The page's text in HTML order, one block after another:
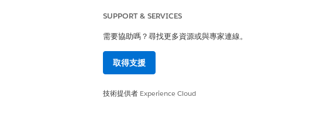
SUPPORT & SERVICES
需要協助嗎？尋找更多資源或與專家連線。
取得支援
技術提供者 Experience Cloud